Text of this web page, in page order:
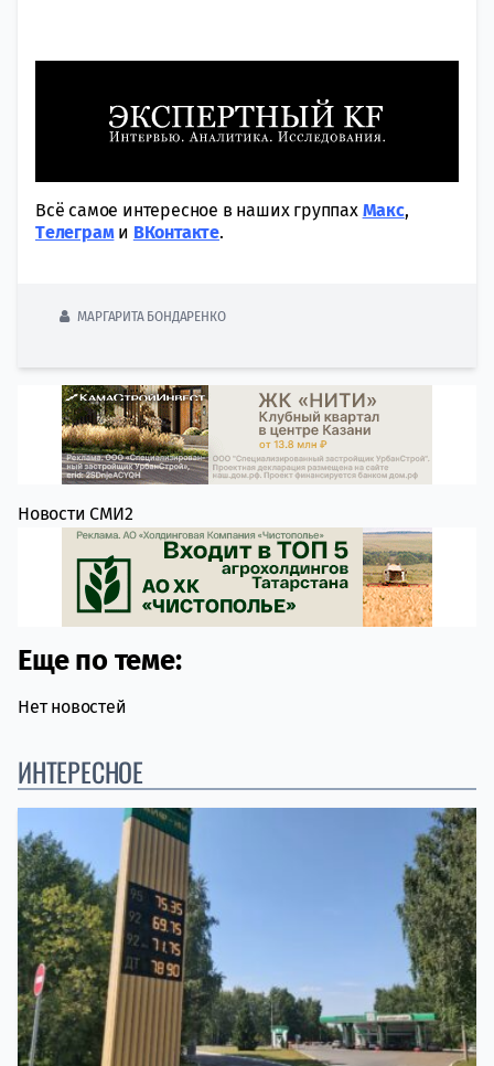
Всё самое интересное в наших группах Макс,
Tелеграми ВКонтакте.
МАРГАРИТА БОНДАРЕНКО
Новости СМИ2
Еще по теме:
Нет новостей
ИНТЕРЕСНОЕ